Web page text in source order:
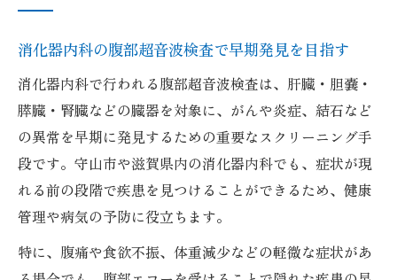
消化器内科の腹部超音波検査で早期発見を目指す
消化器内科で行われる腹部超音波検査は、肝臓・胆嚢・
膵臓・腎臓などの臓器を対象に、がんや炎症、結石など
の異常を早期に発見するための重要なスクリーニング手
段です。守山市や滋賀県内の消化器内科でも、症状が現
れる前の段階で疾患を見つけることができるため、健康
管理や病気の予防に役立ちます。
特に、腹痛や食欲不振、体重減少などの軽微な症状があ